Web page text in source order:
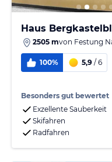
Haus
2505 mvon Festung
100% 5,9 / 6
Besonders gut bewertet
Exzellente Sauberkeit
Skifahren
Radfahren